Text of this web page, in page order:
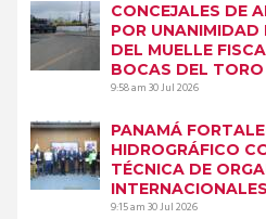
CONCEJALES DE
POR UNANIMIDAD
DEL MUELLE
BOCAS DEL TORO
9:58 am30 Jul 2026
PANAMÁ
HIDROGRÁFICO
TÉCNICA DE
INTERNACIONALES
9:15 am30 Jul 2026